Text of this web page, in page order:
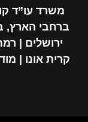
משרד עו”ד
ברחבי הארץ,
ירושלים | רמת
קרית אונו |